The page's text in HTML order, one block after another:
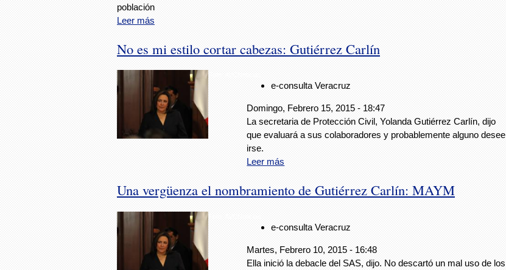
población
Leer más
No es mi estilo cortar cabezas: Gutiérrez Carlín
e-consulta Veracruz
Domingo, Febrero 15, 2015 - 18:47
La secretaria de Protección Civil, Yolanda Gutiérrez Carlín, dijo
que evaluará a sus colaboradores y probablemente alguno desee
irse.
Leer más
Una vergüenza el nombramiento de Gutiérrez Carlín: MAYM
e-consulta Veracruz
Martes, Febrero 10, 2015 - 16:48
Ella inició la debacle del SAS, dijo. No descartó un mal uso de los